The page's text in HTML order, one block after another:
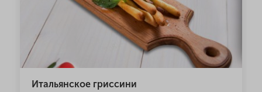
Итальянское гриссини